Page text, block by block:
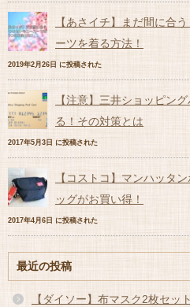
【あさイチ】まだ間に合
ーツを着る方法！
2019年2月26日 に投稿された
【注意】三井ショッピン
る！その対策とは
2017年5月3日 に投稿された
【コストコ】マンハッタ
ッグがお買い得！
2017年4月6日 に投稿された
最近の投稿
【ダイソー】布マスク2枚セッ